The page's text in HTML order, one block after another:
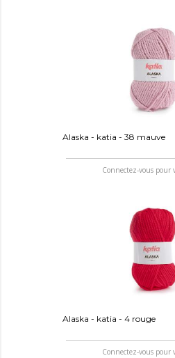
Alaska - katia - 38 mauve
Connectez-vous pour
Alaska - katia - 4 rouge
Connectez-vous pour